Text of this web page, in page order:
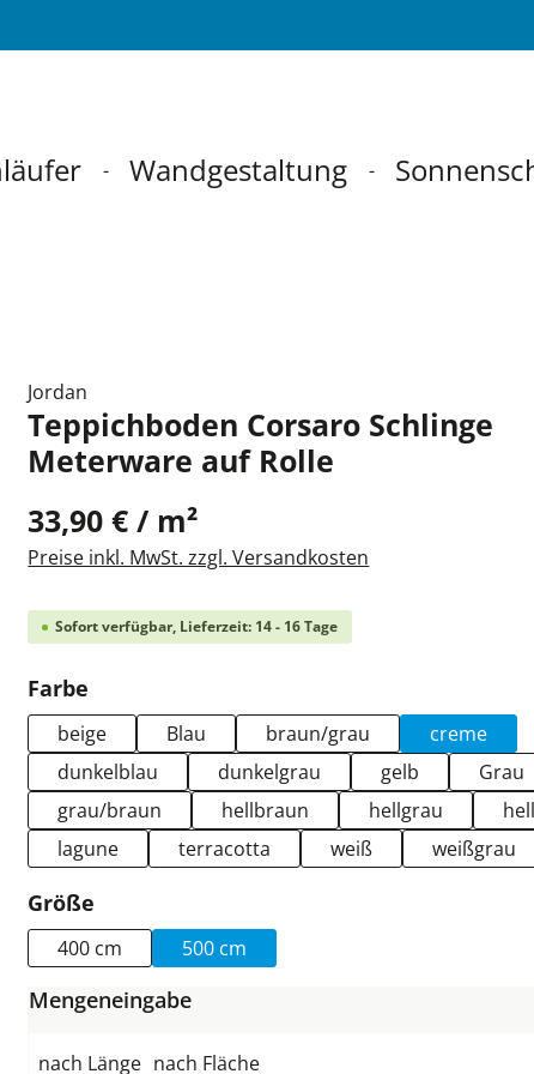
Wandgestaltung
Jordan
Teppichboden Corsaro Schlinge
Meterware auf Rolle
33,90 € / m²
Preise inkl. MwSt. zzgl. Versandkosten
Sofort verfügbar, Lieferzeit: 14 - 16 Tage
Farbe
beige Blau braun/grau
creme
dunkelblau
dunkelgrau gelb
Grau
grau/braun
hellbraun hellgrau
lagune
terracotta weiß weißgrau
Größe
400 cm 500 cm
Mengeneingabe
nach Länge nach Fläche